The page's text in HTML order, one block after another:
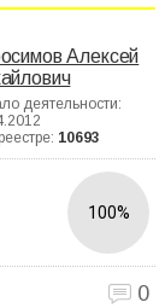
Алексей
деятельности:
10693
100%
0